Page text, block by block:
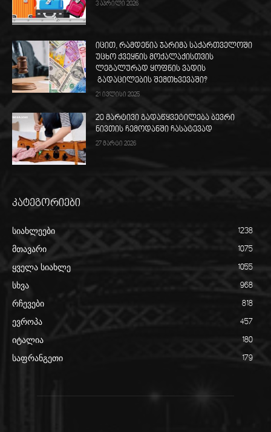
3 აპრილი 2026
იცით, რამდენია ჯარიმა საქართველოში
უცხო ქვეყნის მოქალაქისთვის
ლეგალურად ყოფნის ვადის
გადაცილების შემთხვევაში?
21 ივლისი 2025
20 მარტივი გადაწყვეტილება ბევრი
ნივთის ჩემოდანში ჩასატევად
27 მარტი 2026
კატეგორიები
სიახლეები 1238
მთავარი 1075
ყველა სიახლე 1055
სხვა 968
რჩევები 818
ევროპა 457
იტალია 180
საფრანგეთი 179